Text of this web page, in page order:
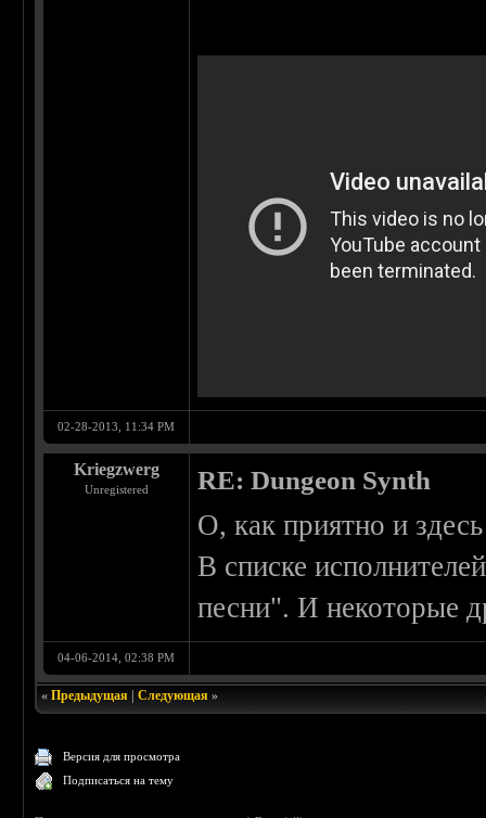
02-28-2013, 11:34 PM
Kriegzwerg
Unregistered RE: Dungeon Synth
О, как приятно и
В списке
песни". И некоторые
04-06-2014, 02:38 PM
«Предыдущая |Следующая »
Версия для просмотра
Подписаться на тему